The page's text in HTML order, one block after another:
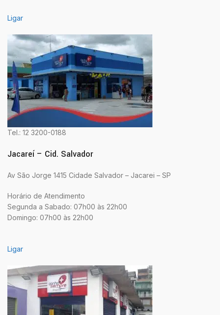
Ligar
Tel.: 12 3200-0188
Jacareí – Cid. Salvador
Av São Jorge 1415 Cidade Salvador – Jacarei – SP
Horário de Atendimento
Segunda a Sabado: 07h00 às 22h00
Domingo: 07h00 às 22h00
Ligar